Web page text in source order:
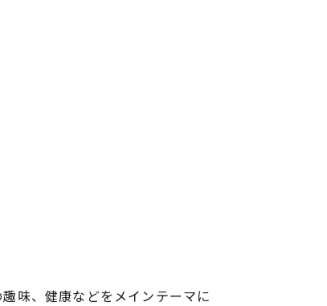
味、健康などをメインテーマに